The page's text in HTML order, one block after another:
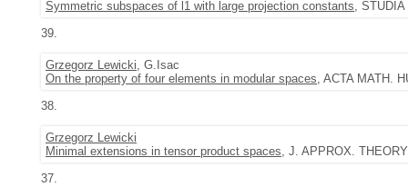
Symmetric subspaces of l1 with large projection constants, STUDIA
39.
Grzegorz Lewicki, G.Isac
On the property of four elements in modular spaces, ACTA MATH.
38.
Grzegorz Lewicki
Minimal extensions in tensor product spaces, J. APPROX.
37.